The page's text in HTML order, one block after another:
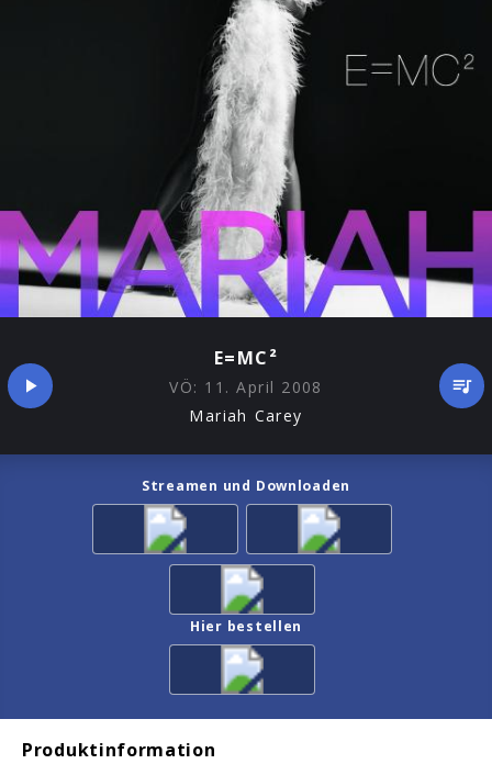
E=MC²
VÖ: 11. April 2008
Mariah Carey
Streamen und Downloaden
Hier bestellen
Produktinformation